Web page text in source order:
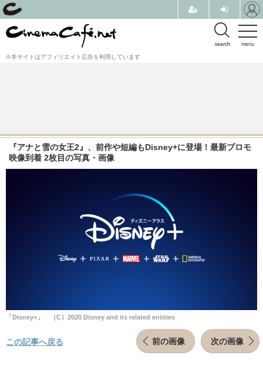
menu
search
※本サイトはアフィリエイト広告を利用しています
『アナと雪の女王2』、前作や短編もDisney+に登場！最新プロモ
映像到着 2枚目の写真・画像
「Disney+」 （C）2020 Disney and its related entities
前の画像 次の画像
この記事へ戻る